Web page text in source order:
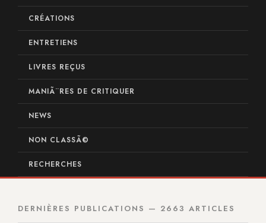
CRÉATIONS
ENTRETIENS
LIVRES REÇUS
MANIÃ¨RES DE CRITIQUER
NEWS
NON CLASSÃ©
RECHERCHES
DERNIÈRES PUBLICATIONS — 2663 ARTICLES